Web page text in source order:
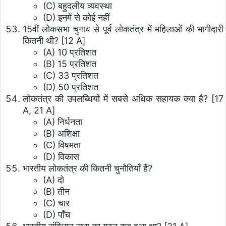
(C) बहुदलीय व्यवस्था
(D) इनमें से कोई नहीं
15वीं लोकसभा चुनाव से पूर्व लोकतंत्र में महिलाओं की भागीदारी
कितनी थी? [12 A]
(A) 10 प्रतिशत
(B) 15 प्रतिशत
(C) 33 प्रतिशत
(D) 50 प्रतिशत
लोकतंत्र की उपलब्धियों में सबसे अधिक सहायक क्या है? [17
A, 21 A]
(A) निर्धनता
(B) अशिक्षा
(C) विषमता
(D) विकास
भारतीय लोकतंत्र की कितनी चुनौतियाँ हैं?
(A) दो
(B) तीन
(C) चार
(D) पाँच